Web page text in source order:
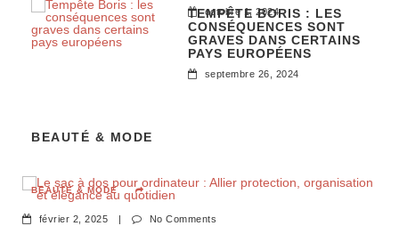
octobre 1, 2024
TEMPÊTE BORIS : LES
CONSÉQUENCES SONT
GRAVES DANS CERTAINS
PAYS EUROPÉENS
septembre 26, 2024
BEAUTÉ & MODE
BEAUTÉ & MODE
février 2, 2025 No Comments